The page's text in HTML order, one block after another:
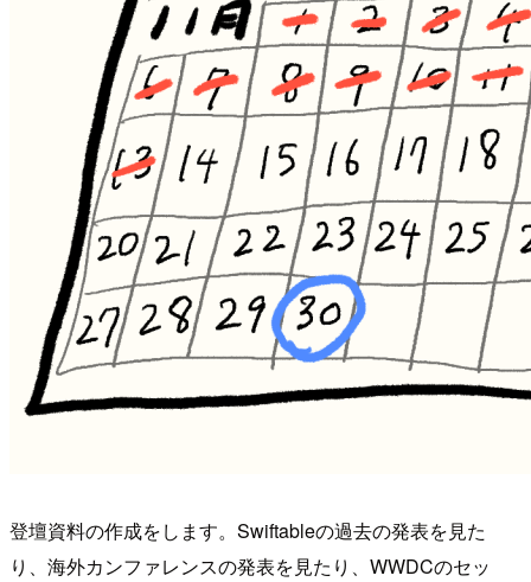
登壇資料の作成をします。Swiftableの過去の発表を見た
り、海外カンファレンスの発表を見たり、WWDCのセッ